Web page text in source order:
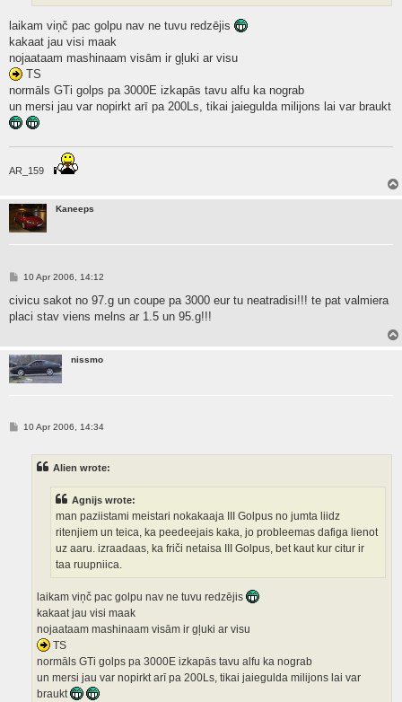
laikam viņč pac golpu nav ne tuvu redzējis
kakaat jau visi maak
nojaataam mashinaam visām ir gļuki ar visu
TS
normāls GTi golps pa 3000E izkapās tavu alfu ka nograb
un mersi jau var nopirkt arī pa 200Ls, tikai jaiegulda milijons lai var braukt
AR_159
Kaneeps
P
s
10 Apr 2006, 14:12
civicu sakot no 97.g un coupe pa 3000 eur tu neatradisi!!! te pat valmiera
placi stav viens melns ar 1.5 un 95.g!!!
nissmo
P10 Apr 2006, 14:34
Alien wrote:
Agnijs wrote:
man paziistami meistari nokakaaja III Golpus no jumta liidz
ritenjiem un teica, ka peedeejais kaka, jo probleemas dafiga lienot
uz aaru. izraadaas, ka friči netaisa III Golpus, bet kaut kur citur ir
taa ruupniica.
laikam viņč pac golpu nav ne tuvu redzējis
kakaat jau visi maak
nojaataam mashinaam visām ir gļuki ar visu
TS
normāls GTi golps pa 3000E izkapās tavu alfu ka nograb
un mersi jau var nopirkt arī pa 200Ls, tikai jaiegulda milijons lai var
braukt